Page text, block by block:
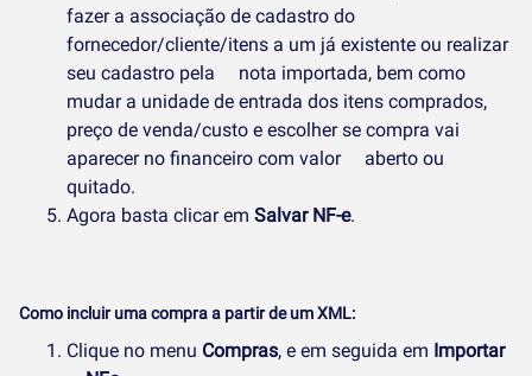
fazer a associação de cadastro do
fornecedor/cliente/itens a um já existente ou realizar
seu cadastro pela nota importada, bem como
mudar a unidade de entrada dos itens comprados,
preço de venda/custo e escolher se compra vai
aparecer no financeiro com valor aberto ou
quitado.
Agora basta clicar em Salvar NF-e.
Como incluir uma compra a partir de um XML:
Clique no menu Compras, e em seguida em Importar